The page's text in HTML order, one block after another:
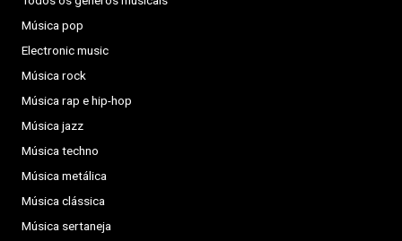
Música pop
Electronic music
Música rock
Música rap e hip-hop
Música jazz
Música techno
Música metálica
Música clássica
Música sertaneja